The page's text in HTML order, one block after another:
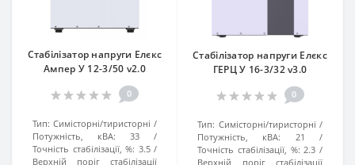
Стабілізатор напруги Елєкс
Ампер У 12-3/50 v2.0
0
Тип: Симісторні/тиристорні
Потужність, кВА:
33
Точність стабілізації, %: 3.5
Верхній поріг стабілізації
Стабілізатор напруги Елєкс
ГЕРЦ У 16-3/32 v3.0
0
Тип: Симісторні/тиристорні
Потужність, кВА:
21
Точність стабілізації, %: 2.3
Верхній поріг стабілізації